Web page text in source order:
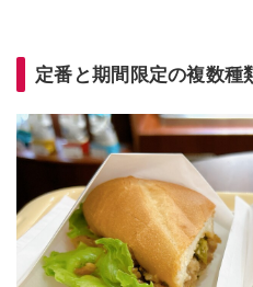
定番と期間限定の複数種